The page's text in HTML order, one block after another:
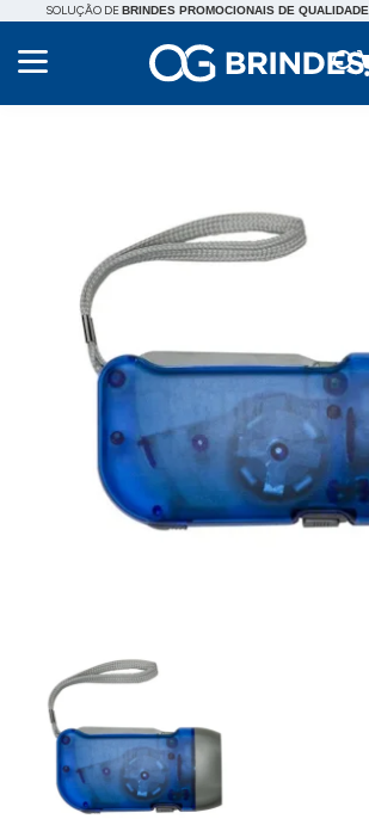
SOLUÇÃO DEBRINDES PROMOCIONAIS DE QUALIDADE